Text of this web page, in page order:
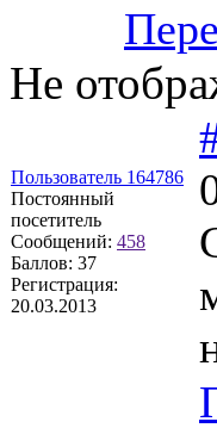
Не
Пользователь 164786
Постоянный
посетитель
Сообщений: 458
Баллов: 37
Регистрация:
20.03.2013